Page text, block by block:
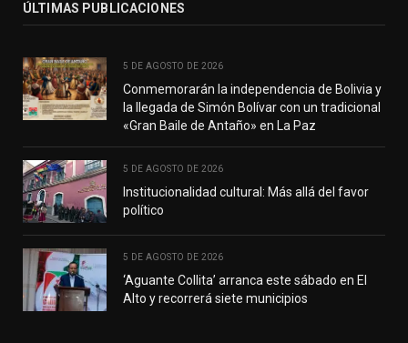
ÚLTIMAS PUBLICACIONES
5 DE AGOSTO DE 2026
Conmemorarán la independencia de Bolivia y
la llegada de Simón Bolívar con un tradicional
«Gran Baile de Antaño» en La Paz
5 DE AGOSTO DE 2026
Institucionalidad cultural: Más allá del favor
político
5 DE AGOSTO DE 2026
‘Aguante Collita’ arranca este sábado en El
Alto y recorrerá siete municipios